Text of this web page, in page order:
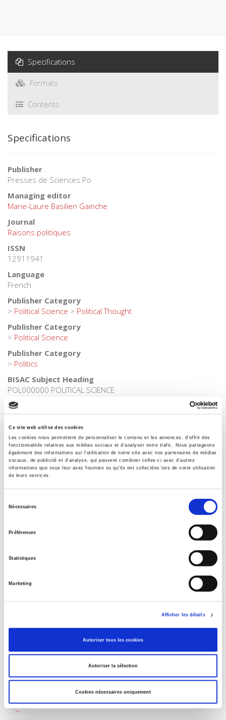
Ce site web utilise des cookies
Les cookies nous permettent de personnaliser le contenu et les annonces, d'offrir des
fonctionnalités relatives aux médias sociaux et d'analyser notre trafic. Nous partageons
également des informations sur l'utilisation de notre site avec nos partenaires de médias
sociaux, de publicité et d'analyse, qui peuvent combiner celles-ci avec d'autres
informations que vous leur avez fournies ou qu'ils ont collectées lors de votre utilisation
de leurs services.
Nécessaires
Préférences
Statistiques
Marketing
Afficher les détails
Autoriser tous les cookies
Autoriser la sélection
Cookies nécessaires uniquement
Specifications
Formats
Contents
Specifications
Publisher
Presses de Sciences Po
Managing editor
Marie-Laure Basilien Gainche
Journal
Raisons politiques
ISSN
12911941
Language
French
Publisher Category
> Political Science > Political Thought
Publisher Category
> Political Science
Publisher Category
> Politics
BISAC Subject Heading
POL000000 POLITICAL SCIENCE
BIC subject category (UK)
JP Politics & government > JPA Political science & theory
Onix Audience Codes
06 Professional and scholarly
Title First Published
30 March 2026
Related
Revue française de science politique 76-1, janvier-mars
Raisons politiques 102, mai 2026